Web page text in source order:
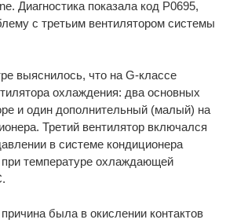
Диагностика показала код P0695,
с третьим вентилятором системы
выяснилось, что на G-классе
охлаждения: два основных
и один дополнительный (малый) на
Третий вентилятор включался
в системе кондиционера
температуре охлаждающей
была в окислении контактов